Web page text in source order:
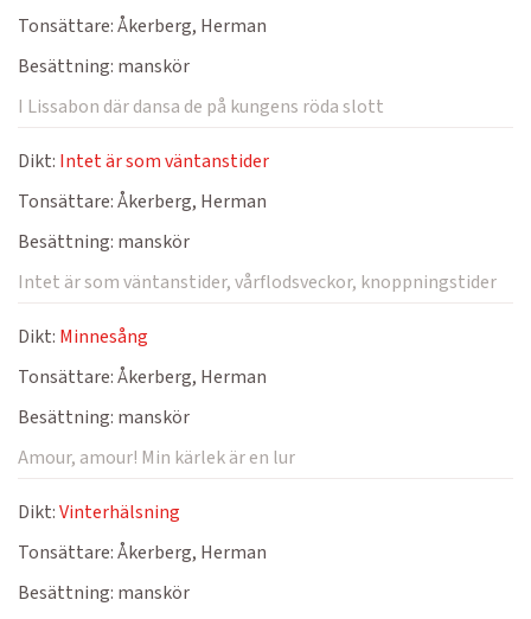
Tonsättare:Åkerberg, Herman
Besättning: manskör
I Lissabon där dansa de på kungens röda slott
Dikt: Intet är som väntanstider
Tonsättare:Åkerberg, Herman
Besättning: manskör
Intet är som väntanstider, vårflodsveckor, knoppningstider
Dikt: Minnesång
Tonsättare:Åkerberg, Herman
Besättning: manskör
Amour, amour! Min kärlek är en lur
Dikt:Vinterhälsning
Tonsättare:Åkerberg, Herman
Besättning: manskör